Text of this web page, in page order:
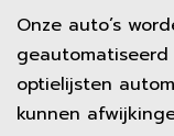
Onze auto’s
optielijsten
kunnen